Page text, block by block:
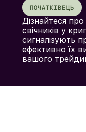
ПОЧАТКІВЕЦЬ
Дізнайтеся
свічників у
сигналізують
ефективно їх
вашого